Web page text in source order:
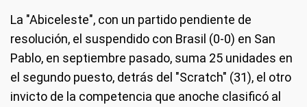
La "Abiceleste", con un partido pendiente de
resolución, el suspendido con Brasil (0-0) en San
Pablo, en septiembre pasado, suma 25 unidades en
el segundo puesto, detrás del "Scratch" (31), el otro
invicto de la competencia que anoche clasificó al